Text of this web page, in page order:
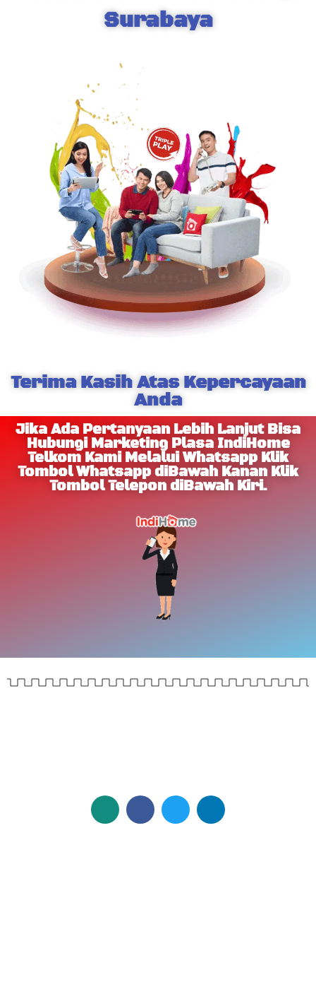
Surabaya
Terima Kasih Atas Kepercayaan
Anda
Jika Ada Pertanyaan Lebih Lanjut Bisa
Hubungi Marketing Plasa IndiHome
Telkom Kami Melalui Whatsapp Klik
Tombol Whatsapp diBawah Kanan Klik
Tombol Telepon diBawah Kiri.